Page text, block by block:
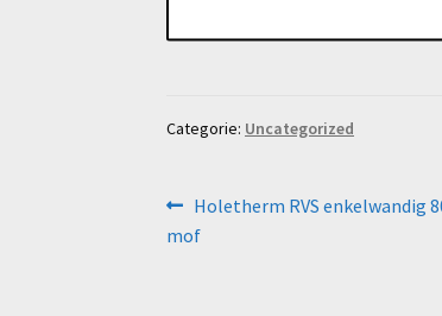
Categorie: Uncategorized
Bericht
navigatie
Vorig
bericht:
Holetherm RVS enkelwandig
mof